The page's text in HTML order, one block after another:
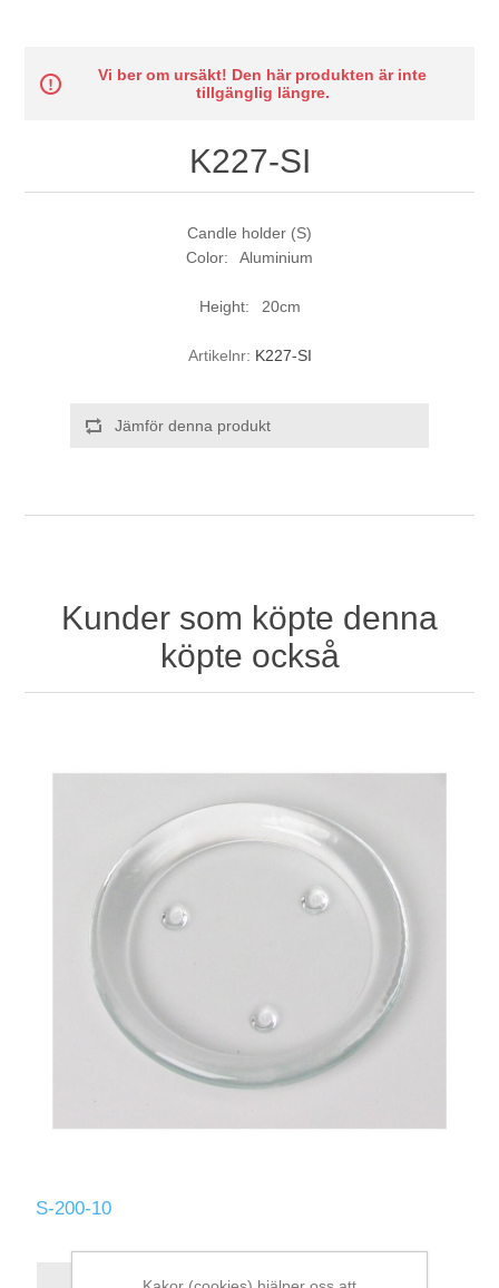
Vi ber om ursäkt! Den här produkten är inte
tillgänglig längre.
K227-SI
Candle holder (S)
Color: Aluminium
Height: 20cm
Artikelnr: K227-SI
Jämför denna produkt
Kunder som köpte denna
köpte också
S-200-10